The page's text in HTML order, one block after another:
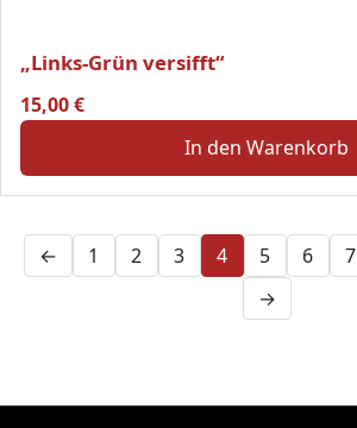
„Links-Grün versifft“
15,00€
In den Warenkorb
← 1 2 3 4 5 6 7
→